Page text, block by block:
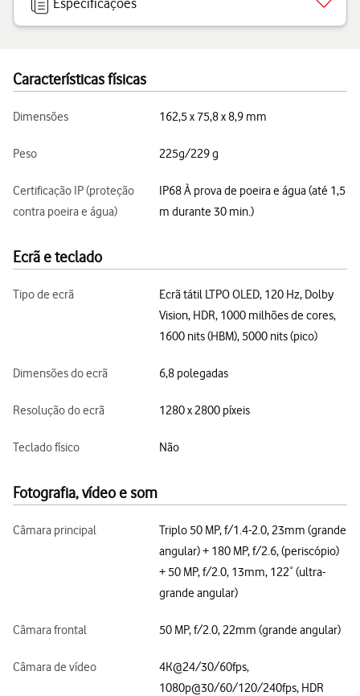
Especificações
Características físicas
Dimensões 162,5 x 75,8 x 8,9 mm
Peso 225g/229 g
Certificação IP (proteção
contra poeira e água)
IP68 À prova de poeira e água (até 1,5
m durante 30 min.)
Ecrã e teclado
Tipo de ecrã
Ecrã tátil LTPO OLED, 120 Hz, Dolby
Vision, HDR, 1000 milhões de cores,
1600 nits (HBM), 5000 nits (pico)
Dimensões do ecrã 6,8 polegadas
Resolução do ecrã 1280 x 2800 píxeis
Teclado físico Não
Fotografia, vídeo e som
Câmara principal
Triplo 50 MP, f/1.4-2.0, 23mm (grande
angular) + 180 MP, f/2.6, (periscópio)
+ 50 MP, f/2.0, 13mm, 122˚ (ultra-
grande angular)
Câmara frontal 50 MP, f/2.0, 22mm (grande angular)
Câmara de vídeo
4K@24/30/60fps,
1080p@30/60/120/240fps, HDR